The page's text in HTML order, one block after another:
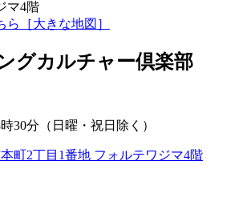
マ4階
ら［大きな地図］
グカルチャー倶楽部
30分（日曜・祝日除く）
町2丁目1番地 フォルテワジマ4階